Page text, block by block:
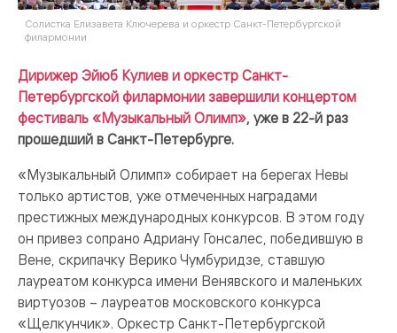
Солистка Елизавета Ключерева и оркестр Санкт-Петербургской
филармонии
Дирижер Эйюб Кулиев и оркестр Санкт-
Петербургской филармонии завершили концертом
фестиваль «Музыкальный Олимп», уже в 22-й раз
прошедший в Санкт-Петербурге.
«Музыкальный Олимп» собирает на берегах Невы
только артистов, уже отмеченных наградами
престижных международных конкурсов. В этом году
он привез сопрано Адриану Гонсалес, победившую в
Вене, скрипачку Верико Чумбуридзе, ставшую
лауреатом конкурса имени Венявского и маленьких
виртуозов – лауреатов московского конкурса
«Щелкунчик». Оркестр Санкт-Петербургской